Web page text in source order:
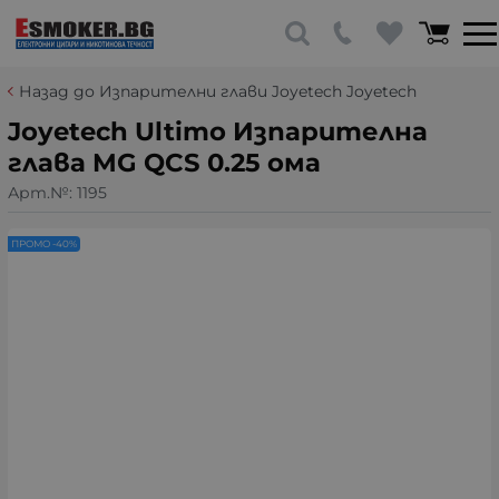
Назад до Изпарителни глави Joyetech Joyetech
Joyetech Ultimo Изпарителна
глава MG QCS 0.25 ома
Арт.№: 1195
ПРОМО -40%